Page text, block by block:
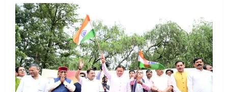
2
3
UTTARAKHAND NEWS
धामी कैबिनेट ने लिए कई महत्वपूर्ण निर्णय, अब
सामान्य वर्ग के पशुपालकों को भी गाय एवं भैंस
खरीद पर मिलेगा अनुदान, मजदूरी संहिता
नियमावली-2026 को मिली मंजूरी
August 7, 2026